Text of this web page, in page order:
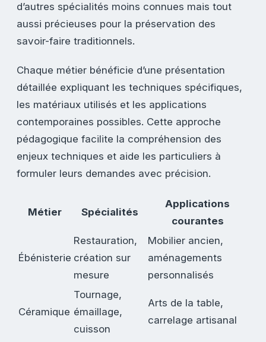
d’autres spécialités moins connues mais tout
aussi précieuses pour la préservation des
savoir-faire traditionnels.
Chaque métier bénéficie d’une présentation
détaillée expliquant les techniques spécifiques,
les matériaux utilisés et les applications
contemporaines possibles. Cette approche
pédagogique facilite la compréhension des
enjeux techniques et aide les particuliers à
formuler leurs demandes avec précision.
Métier Spécialités
Applications
courantes
Ébénisterie
Restauration,
création sur
mesure
Mobilier ancien,
aménagements
personnalisés
Céramique
Tournage,
émaillage,
cuisson
Arts de la table,
carrelage artisanal